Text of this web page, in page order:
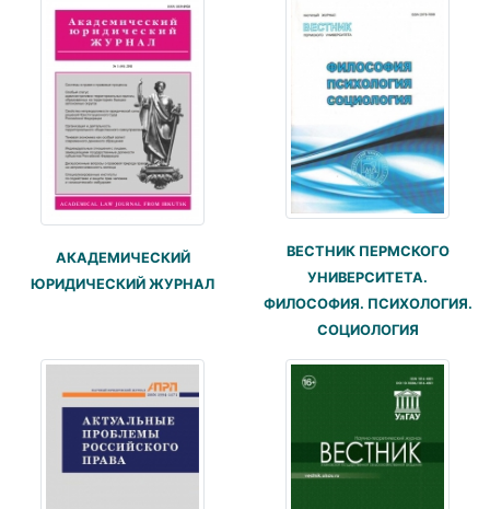
АКАДЕМИЧЕСКИЙ
ЮРИДИЧЕСКИЙ ЖУРНАЛ
ВЕСТНИК ПЕРМСКОГО
УНИВЕРСИТЕТА.
ФИЛОСОФИЯ. ПСИХОЛОГИЯ.
СОЦИОЛОГИЯ